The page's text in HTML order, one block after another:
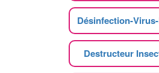
Désinfection-
Destructeur